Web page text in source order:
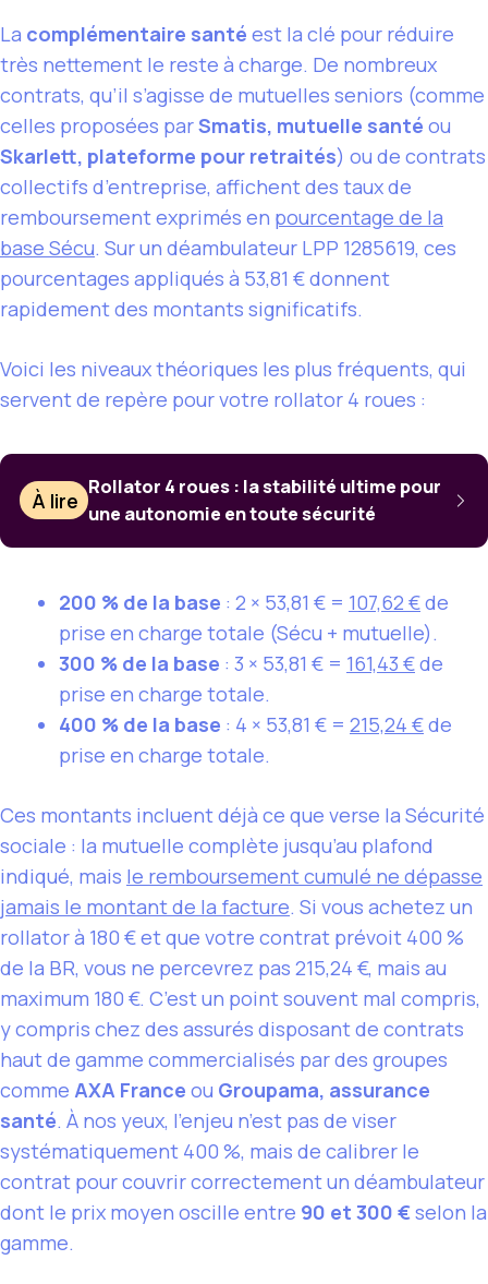
La complémentaire santé est la clé pour réduire
très nettement le reste à charge. De nombreux
contrats, qu’il s’agisse de mutuelles seniors (comme
celles proposées parSmatis, mutuelle santé ou
Skarlett, plateforme pour retraités) ou de contrats
collectifs d’entreprise, affichent des taux de
remboursement exprimés en pourcentage de la
base Sécu. Sur un déambulateur LPP 1285619, ces
pourcentages appliqués à 53,81 € donnent
rapidement des montants significatifs.
Voici les niveaux théoriques les plus fréquents, qui
servent de repère pour votre rollator 4 roues :
À lire
Rollator 4 roues : la stabilité ultime pour
une autonomie en toute sécurité
200 % de la base : 2 × 53,81 € = 107,62 €de
prise en charge totale (Sécu + mutuelle).
300 % de la base : 3 × 53,81 € = 161,43 €de
prise en charge totale.
400 % de la base : 4 × 53,81 € = 215,24 €de
prise en charge totale.
Ces montants incluent déjà ce que verse la Sécurité
sociale : la mutuelle complète jusqu’au plafond
indiqué, mais le remboursement cumulé ne dépasse
jamais le montant de la facture. Si vous achetez un
rollator à 180 € et que votre contrat prévoit 400 %
de la BR, vous ne percevrez pas 215,24 €, mais au
maximum 180 €. C’est un point souvent mal compris,
y compris chez des assurés disposant de contrats
haut de gamme commercialisés par des groupes
comme AXA France ou Groupama, assurance
santé. À nos yeux, l’enjeu n’est pas de viser
systématiquement 400 %, mais de calibrer le
contrat pour couvrir correctement un déambulateur
dont le prix moyen oscille entre 90 et 300 €selon la
gamme.